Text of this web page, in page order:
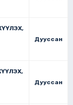
Дууссан
Дууссан